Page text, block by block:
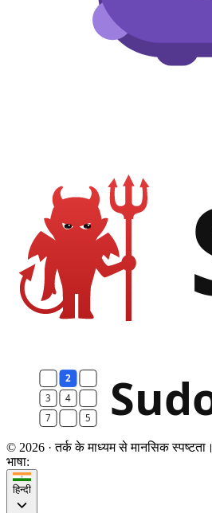
© 2026 · तर्क के माध्यम से मानसिक स्पष्टता।
भाषा:
हिन्दी